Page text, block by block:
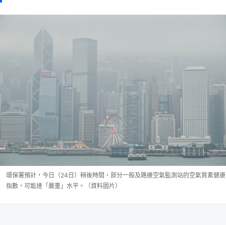
環保署預計，今日（24日）稍後時間，部分一般及路邊空氣監測站的空氣質素健康
指數，可能達「嚴重」水平。（資料圖片）